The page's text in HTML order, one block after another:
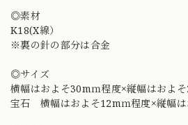
◎素材
K18(X線）
※裏の針の部分は合金
◎サイズ
横幅はおよそ30mｍ程度×縦幅はおよそ
宝石 横幅はおよそ12mｍ程度×縦幅は